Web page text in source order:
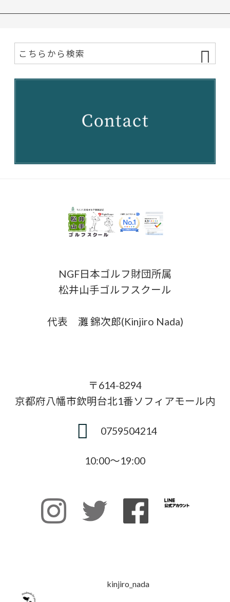
NGF日本ゴルフ財団所属
松井山手ゴルフスクール
代表 灘 錦次郎(Kinjiro Nada)
〒614-8294
京都府八幡市欽明台北1番ソフィアモール内
0759504214
10:00〜19:00
kinjiro_nada